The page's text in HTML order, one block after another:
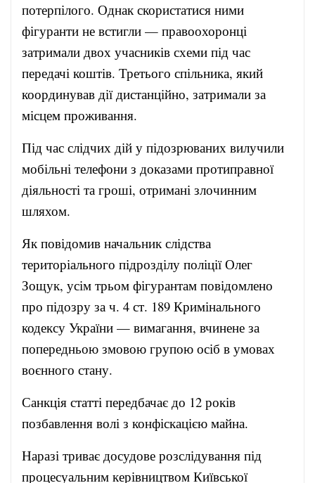
потерпілого. Однак скористатися ними
фігуранти не встигли — правоохоронці
затримали двох учасників схеми під час
передачі коштів. Третього спільника, який
координував дії дистанційно, затримали за
місцем проживання.
Під час слідчих дій у підозрюваних вилучили
мобільні телефони з доказами протиправної
діяльності та гроші, отримані злочинним
шляхом.
Як повідомив начальник слідства
територіального підрозділу поліції Олег
Зощук, усім трьом фігурантам повідомлено
про підозру за ч. 4 ст. 189 Кримінального
кодексу України — вимагання, вчинене за
попередньою змовою групою осіб в умовах
воєнного стану.
Санкція статті передбачає до 12 років
позбавлення волі з конфіскацією майна.
Наразі триває досудове розслідування під
процесуальним керівництвом Київської